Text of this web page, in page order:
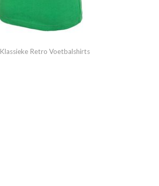
Klassieke Retro Voetbalshirts